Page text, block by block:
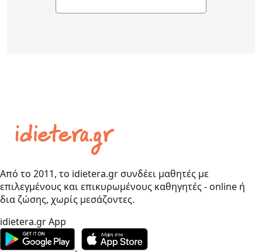
Από το 2011, το idietera.gr συνδέει μαθητές με
επιλεγμένους και επικυρωμένους καθηγητές - online ή
δια ζώσης, χωρίς μεσάζοντες.
idietera.gr App